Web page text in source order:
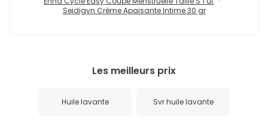
Seidigyn Crème Apaisante Intime 30 gr
Les meilleurs prix
Huile lavante Svr huile lavante